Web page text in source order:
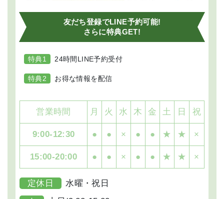
問状態と施術の方針の説明
現在の身体の状態と必要な施術内容をわかりやすくご説
5
友だち登録でLINE予約可能!
さらに特典GET!
特典1 24時間LINE予約受付
特典2 お得な情報を配信
営業時間 月 火 水 木 金 土 日 祝
9:00-12:30 ● ● × ● ● ★ ★ ×
15:00-20:00 ● ● × ● ● ★ ★ ×
定休日
水曜・祝日